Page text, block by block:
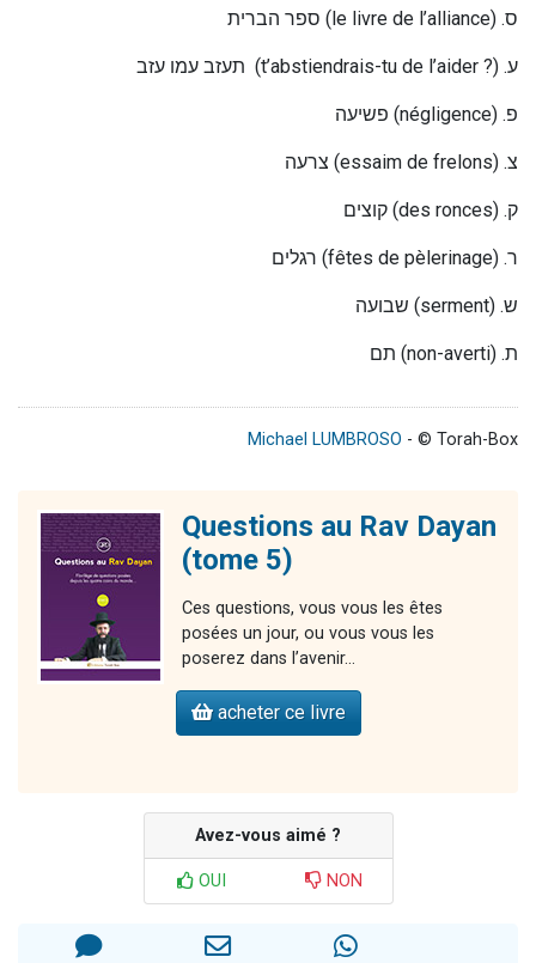
ספר הברית (le livre de l’alliance) .ס
(t’abstiendrais-tu de l’aider ?) .ע
פשיעה (négligence) .פ
צרעה (essaim de frelons) .צ
(des ronces) .ק
רגלים (fêtes de pèlerinage) .ר
שבועה (serment) .ש
תם (non-averti) .ת
Michael LUMBROSO - © Torah-Box
Questions au Rav Dayan
(tome 5)
Ces questions, vous vous les êtes
posées un jour, ou vous vous les
poserez dans l’avenir…
acheter ce livre
Avez-vous aimé ?
OUI NON